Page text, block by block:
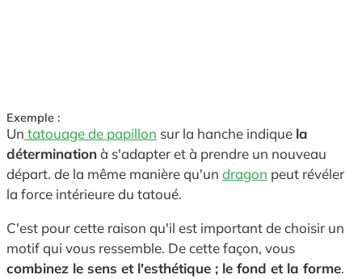
Exemple :
Un tatouage de papillon sur la hanche indique la
déterminationà s'adapter et à prendre un nouveau
départ. de la même manière qu'un dragon peut révéler
la force intérieure du tatoué.
C'est pour cette raison qu'il est important de choisir un
motif qui vous ressemble. De cette façon, vous
combinez le sens et l'esthétique ; le fond et la forme.